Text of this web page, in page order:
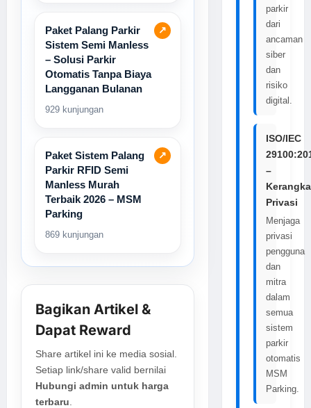
↗
Paket Palang Parkir
Sistem Semi Manless
– Solusi Parkir
Otomatis Tanpa Biaya
Langganan Bulanan
929 kunjungan
↗
Paket Sistem Palang
Parkir RFID Semi
Manless Murah
Terbaik 2026 – MSM
Parking
869 kunjungan
Bagikan Artikel &
Dapat Reward
Share artikel ini ke media sosial.
Setiap link/share valid bernilai
Hubungi admin untuk harga
terbaru
parkir
dari
ancaman
siber
dan
risiko
digital.
ISO/IEC
–
Kerangka
Privasi
Menjaga
privasi
pengguna
dan
mitra
dalam
semua
sistem
parkir
otomatis
MSM
Parking.